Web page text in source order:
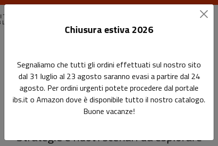
Comunicare la biblioteca al tempo dell’IA
Comunicare la biblioteca al
tempo dell’IA
Strategie e nuovi scenari da esplorare
Chiusura estiva 2026
Segnaliamo che tutti gli ordini effettuati sul nostro sito
dal 31 luglio al 23 agosto saranno evasi a partire dal 24
agosto. Per ordini urgenti potete procedere dal portale
ibs.it o Amazon dove è disponibile tutto il nostro catalogo.
Buone vacanze!